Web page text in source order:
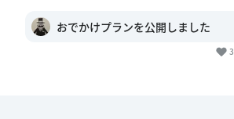
おでかけプランを公開しました
3